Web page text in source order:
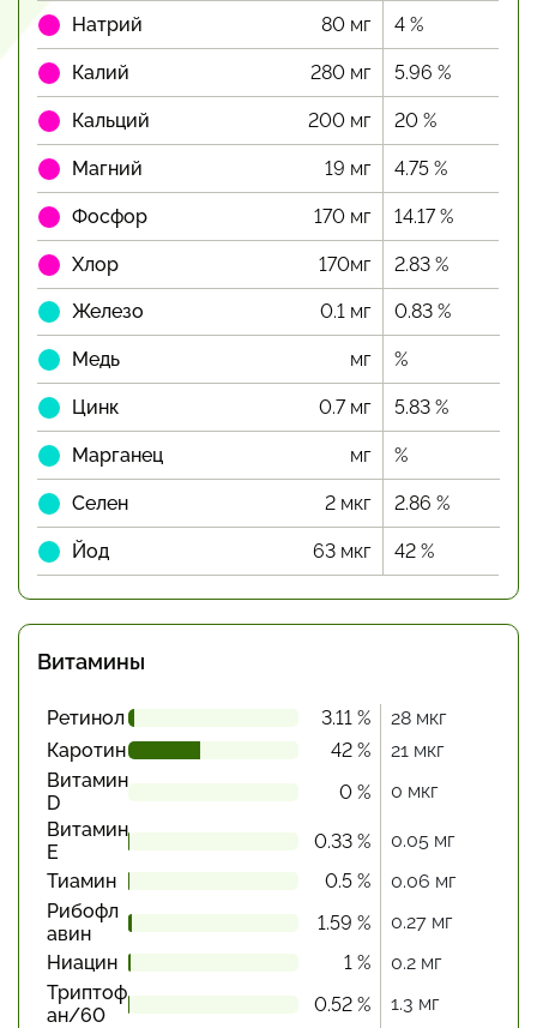
Натрий 80 мг 4 %
Калий 280 мг 5.96 %
Кальций 200 мг 20 %
Магний 19 мг 4.75 %
Фосфор 170 мг 14.17 %
Хлор 170мг 2.83 %
Железо 0.1 мг 0.83 %
Медь мг %
Цинк 0.7 мг 5.83 %
Марганец мг %
Селен 2 мкг 2.86 %
Йод 63 мкг 42 %
Витамины
Ретинол 3.11 %
28 мкг
Каротин
42 %
21 мкг
Витамин
D
0 %
0 мкг
Витамин
Е
0.33 %
0.05 мг
Тиамин
0.5 %
0.06 мг
Рибофл
авин
1.59 %
0.27 мг
Ниацин
1 %
0.2 мг
Триптоф
ан/60
0.52 %
1.3 мг